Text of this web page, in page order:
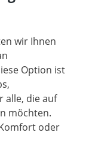
wir Ihnen
Option ist
alle, die auf
möchten.
oder